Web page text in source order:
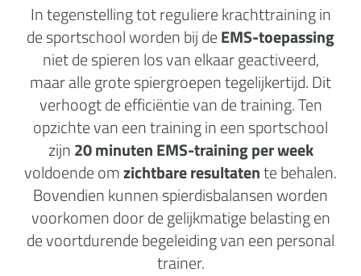
In tegenstelling tot reguliere krachttraining in
de sportschool worden bij deEMS-toepassing
niet de spieren los van elkaar geactiveerd,
maar alle grote spiergroepen tegelijkertijd. Dit
verhoogt de efficiëntie van de training. Ten
opzichte van een training in een sportschool
zijn20 minuten EMS-training per week
voldoende omzichtbare resultatente behalen.
Bovendien kunnen spierdisbalansen worden
voorkomen door de gelijkmatige belasting en
de voortdurende begeleiding van een personal
trainer.